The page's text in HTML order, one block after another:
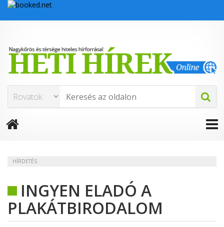
HÍRDETÉS
INGYEN ELADÓ A
PLAKÁTBIRODALOM